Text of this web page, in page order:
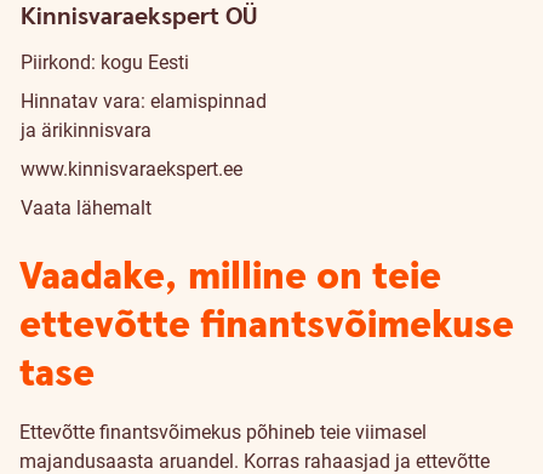
Kinnisvaraekspert OÜ
Piirkond: kogu Eesti
Hinnatav vara: elamispinnad
ja ärikinnisvara
www.kinnisvaraekspert.ee
Vaata lähemalt
Vaadake, milline on teie
ettevõtte finantsvõimekuse
tase
Ettevõtte finantsvõimekus põhineb teie viimasel
majandusaasta aruandel. Korras rahaasjad ja ettevõtte